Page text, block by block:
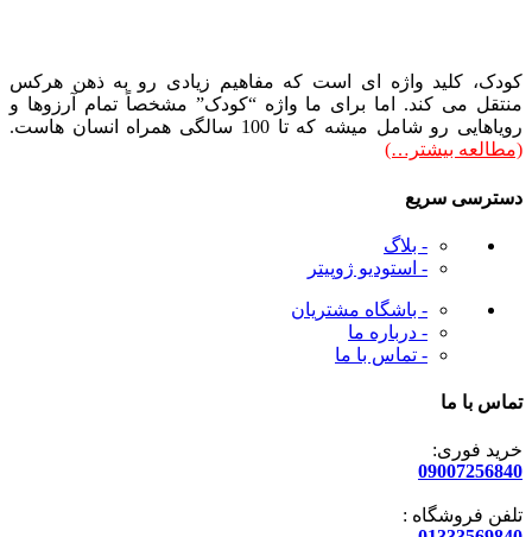
کودک، کلید واژه ای است که مفاهیم زیادی رو به ذهن هرکس
منتقل می کند. اما برای ما واژه “کودک” مشخصاً تمام آرزوها و
رویاهایی رو شامل میشه که تا 100 سالگی همراه انسان هاست.
(مطالعه بیشتر…)
دسترسی سریع
- بلاگ
- استودیو ژوپیتر
- باشگاه مشتریان
- درباره ما
- تماس با ما
تماس با ما
خرید فوری:
09007256840
تلفن فروشگاه :